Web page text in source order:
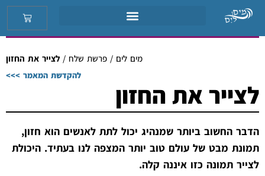
מים לים / פרשת שלח / לצייר את החזון
להקדשת המאמר >>>
לצייר את החזון
הדבר החשוב ביותר שמנהיג יכול לתת לאנשים הוא חזון,
תמונת מבט של עולם טוב יותר המצפה לנו בעתיד. היכולת
לצייר תמונה כזו איננה קלה.